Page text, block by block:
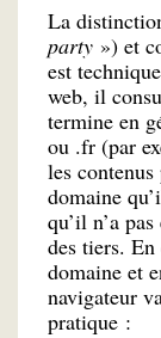
La
party ») et
est
web, il
termine en
ou .fr (par
les
domaine
qu’il n’a
des tiers.
domaine et
navigateur
pratique :